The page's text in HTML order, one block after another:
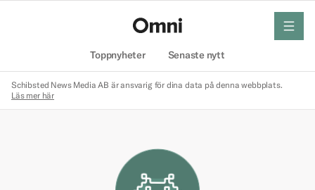
Toppnyheter Senaste nytt
meny
Schibsted News Media AB är ansvarig för dina data på denna webbplats.
Läs mer här